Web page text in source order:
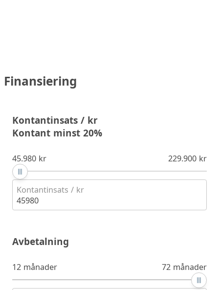
Finansiering
Kontantinsats / kr
Kontant minst 20%
45.980 kr 229.900 kr
Kontantinsats / kr
45980
Avbetalning
12 månader 72 månader